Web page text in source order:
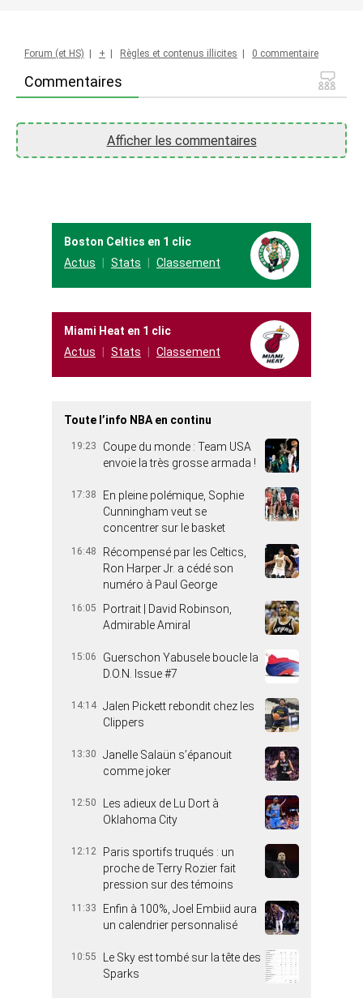
Commentaires
Forum (et HS) + Règles et contenus illicites 0 commentaire
Afficher les commentaires
Boston Celtics en 1 clic
Actus
Stats Classement
Miami Heat en 1 clic
Actus
Stats Classement
Toute l’info NBA en continu
19:23
Coupe du monde : Team USA
envoie la très grosse armada !
17:38
En pleine polémique, Sophie
Cunningham veut se
concentrer sur le basket
16:48
Récompensé par les Celtics,
Ron Harper Jr. a cédé son
numéro à Paul George
16:05
Portrait | David Robinson,
Admirable Amiral
15:06
Guerschon Yabusele boucle la
D.O.N. Issue #7
14:14 Jalen Pickett rebondit chez les
Clippers
13:30
Janelle Salaün s’épanouit
comme joker
12:50
Les adieux de Lu Dort à
Oklahoma City
12:12
Paris sportifs truqués : un
proche de Terry Rozier fait
pression sur des témoins
11:33
Enfin à 100%, Joel Embiid aura
un calendrier personnalisé
10:55
Le Sky est tombé sur la tête des
Sparks